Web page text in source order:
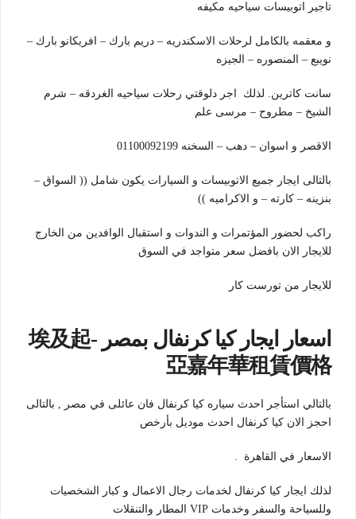
تاجير اتوبيسات سياحيه مكيفه
و معقمه بالكامل لرحلات الاسكندريه – دريم بارك – افريكانو بارك –
نويبع – المنصوره – الجيزه
سانت كاترين. لذلك اجر دلوقتي رحلات سياحيه الغردقه – شرم
الشيخ – مطروح – مرسى علم
الاقصر و اسوان – دهب – السخنه 01100092199
بالتالى ايجار جميع الاتوبيسات و السيارات يكون شامل (( السواق –
بنزينه – كارته – و الاكراميه ))
راكب لحضور المؤتمرات و الندوات و استقبال الوافدين من الخارج
للايجار الان بافضل سعر متواجد في السوق
للايجار من تورست كار
اسعار ايجار كيا كرنفال بمصر -埃及起
亞嘉年華租賃價格
بالتالي استأجر احدث سياره كيا كرنفال فان عائلى في مصر , بالتالى
احجز الان كيا كرنفال احدث موديل بأرخص
الاسعار في القاهرة .
لذلك ايجار كيا كرنفال لخدمات رجال الاعمال و كبار الشخصيات
وللسياحة والسفر وخدمات VIP المطار والتنقلات